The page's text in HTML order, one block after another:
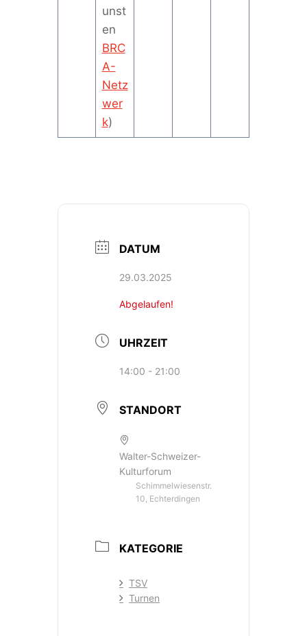
unst
en
BRC
A-
Netz
wer
k)
DATUM
29.03.2025
Abgelaufen!
UHRZEIT
14:00 - 21:00
STANDORT
Walter-Schweizer-
Kulturforum
Schimmelwiesenstr.
10, Echterdingen
KATEGORIE
TSV
Turnen